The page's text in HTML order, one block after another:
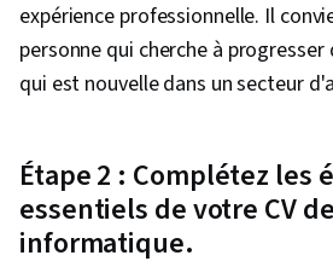
expérience professionnelle. Il
personne qui cherche à progresser
qui est nouvelle dans un secteur
Étape 2 : Complétez les
essentiels de votre CV
informatique.